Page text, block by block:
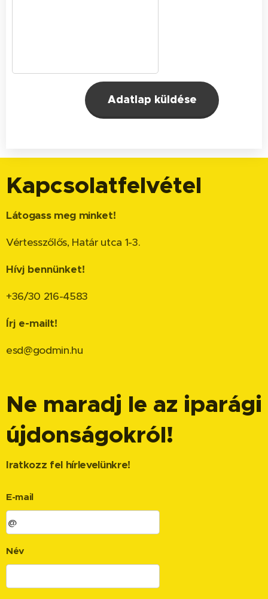
Adatlap küldése
Kapcsolatfelvétel
Látogass meg minket!
Vértesszőlős, Határ utca 1-3.
Hívj bennünket!
+36/30 216-4583
Írj e-mailt!
esd@godmin.hu
Ne maradj le az iparági
újdonságokról!
Iratkozz fel hírlevelünkre!
E-mail
Név